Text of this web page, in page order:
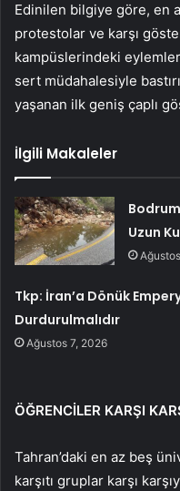
Edinilen bilgiye göre, en
protestolar ve karşı
kampüslerindeki
sert müdahalesiyle
yaşanan ilk geniş çaplı
İlgili Makaleler
Uzun
Tkp: İran’a Dönük
Durdurulmalıdır
Ağustos 7, 2026
ÖĞRENCİLER KARŞI
Tahran’daki en az beş
karşıtı gruplar karşı